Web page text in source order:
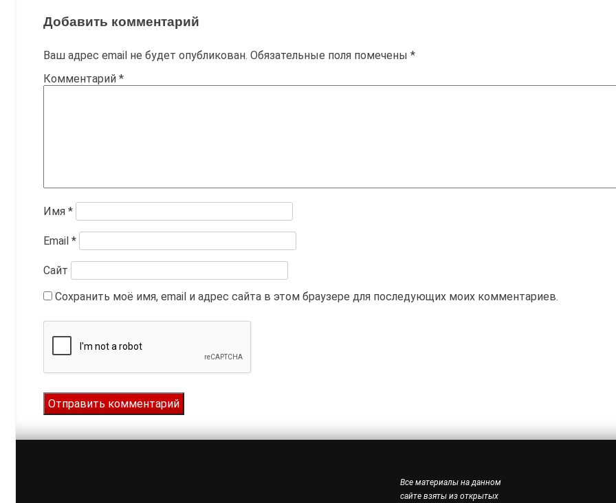
Добавить комментарий
Ваш адрес email не будет опубликован. Обязательные поля помечены *
Комментарий *
Имя *
Email *
Сайт
Сохранить моё имя, email и адрес сайта в этом браузере для последующих моих комментариев.
Все материалы на данном
сайте взяты из открытых